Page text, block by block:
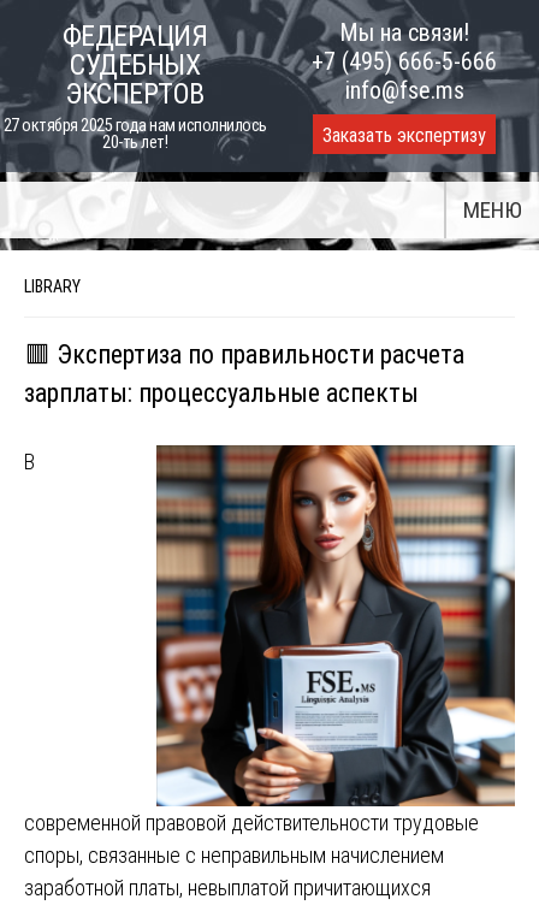
content
ФЕДЕРАЦИЯ
СУДЕБНЫХ
ЭКСПЕРТОВ
27 октября 2025 года нам исполнилось
20-ть лет!
Мы на связи!
+7 (495) 666-5-666
info@fse.ms
Заказать экспертизу
МЕНЮ
LIBRARY
🟥 Экспертиза по правильности расчета
зарплаты: процессуальные аспекты
В
современной правовой действительности трудовые
споры, связанные с неправильным начислением
заработной платы, невыплатой причитающихся